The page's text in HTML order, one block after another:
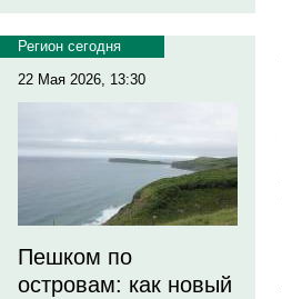
Регион сегодня
22 Мая 2026, 13:30
Пешком по
островам: как новый